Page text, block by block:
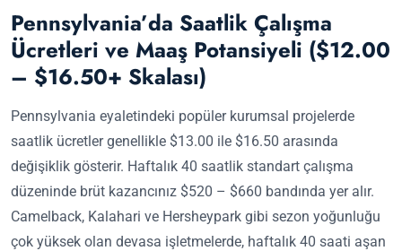
Pennsylvania’da Saatlik Çalışma
Ücretleri ve Maaş Potansiyeli ($12.00
– $16.50+ Skalası)
Pennsylvania eyaletindeki popüler kurumsal projelerde
saatlik ücretler genellikle $13.00 ile $16.50 arasında
değişiklik gösterir. Haftalık 40 saatlik standart çalışma
düzeninde brüt kazancınız $520 – $660 bandında yer alır.
Camelback, Kalahari ve Hersheypark gibi sezon yoğunluğu
çok yüksek olan devasa işletmelerde, haftalık 40 saati aşan